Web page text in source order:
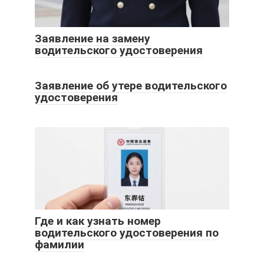
Заявление на замену
водительского удостоверения
Заявление об утере водительского
удостоверения
Где и как узнать номер
водительского удостоверения по
фамилии